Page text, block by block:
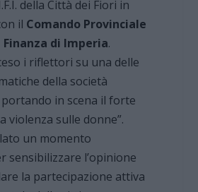
della Città dei Fiori in
il Comando Provinciale
di Imperia.
i riflettori su una delle
della società
in scena il forte
violenza sulle donne”.
un momento
sensibilizzare l’opinione
la partecipazione attiva